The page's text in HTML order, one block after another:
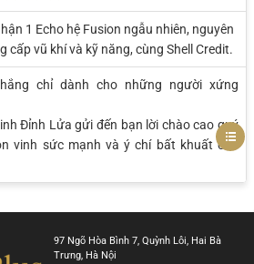
1 Echo hệ Fusion ngẫu nhiên, nguyên
cấp vũ khí và kỹ năng, cùng Shell Credit.
chỉ dành cho những người xứng
Đỉnh Lửa gửi đến bạn lời chào cao quý
vinh sức mạnh và ý chí bất khuất của
97 Ngõ Hòa Bình 7, Quỳnh Lôi, Hai Bà
Trưng, Hà Nội